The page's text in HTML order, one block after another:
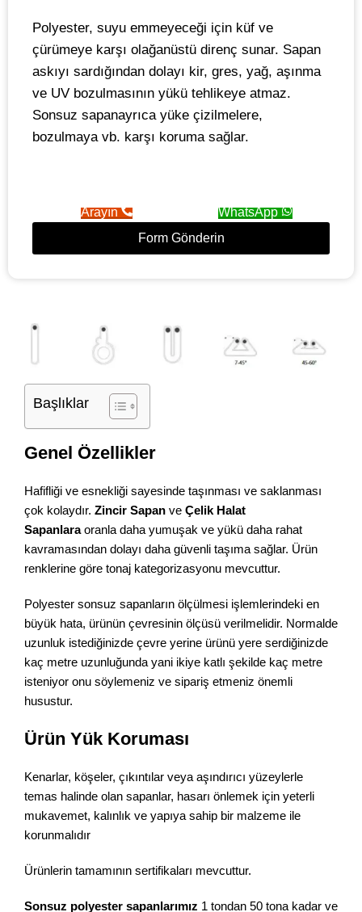
Polyester, suyu emmeyeceği için küf ve
çürümeye karşı olağanüstü direnç sunar. Sapan
askıyı sardığından dolayı kir, gres, yağ, aşınma
ve UV bozulmasının yükü tehlikeye atmaz.
Sonsuz sapanayrıca yüke çizilmelere,
bozulmaya vb. karşı koruma sağlar.
Arayın
WhatsApp
Form Gönderin
Başlıklar
Genel Özellikler
Hafifliği ve esnekliği sayesinde taşınması ve saklanması
çok kolaydır. Zincir Sapan ve Çelik Halat
Sapanlaraoranla daha yumuşak ve yükü daha rahat
kavramasından dolayı daha güvenli taşıma sağlar. Ürün
renklerine göre tonaj kategorizasyonu mevcuttur.
Polyester sonsuz sapanların ölçülmesi işlemlerindeki en
büyük hata, ürünün çevresinin ölçüsü verilmelidir. Normalde
uzunluk istediğinizde çevre yerine ürünü yere serdiğinizde
kaç metre uzunluğunda yani ikiye katlı şekilde kaç metre
isteniyor onu söylemeniz ve sipariş etmeniz önemli
husustur.
Ürün Yük Koruması
Kenarlar, köşeler, çıkıntılar veya aşındırıcı yüzeylerle
temas halinde olan sapanlar, hasarı önlemek için yeterli
mukavemet, kalınlık ve yapıya sahip bir malzeme ile
korunmalıdır
Ürünlerin tamamının sertifikaları mevcuttur.
Sonsuz polyester sapanlarımız 1 tondan 50 tona kadar ve